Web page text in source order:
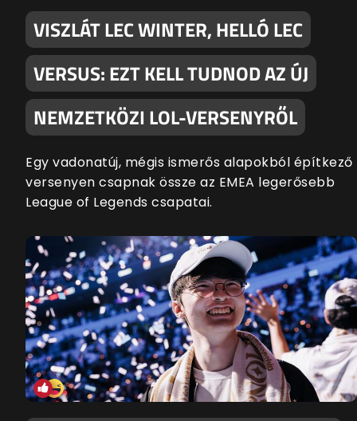
VISZLÁT LEC WINTER, HELLÓ LEC
VERSUS: EZT KELL TUDNOD AZ ÚJ
NEMZETKÖZI LOL-VERSENYRŐL
Egy vadonatúj, mégis ismerős alapokból építkező
versenyen csapnak össze az EMEA legerősebb
League of Legends csapatai.